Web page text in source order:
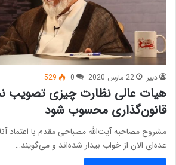
دبیر 22 مارس 2020 0
529
هیات عالی نظارت چیزی تصویب
قانون‌گذاری محسوب شود
مشروح مصاحبه آیت‌الله مصباحی مقدم با اعتماد
عده‌ای الان از خواب بیدار شده‌اند و می‌گویند…